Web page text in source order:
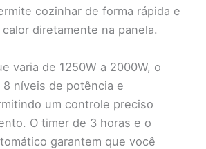
cozinhar de forma rápida e
diretamente na panela.
varia de 1250W a 2000W, o
níveis de potência e
um controle preciso
O timer de 3 horas e o
garantem que você